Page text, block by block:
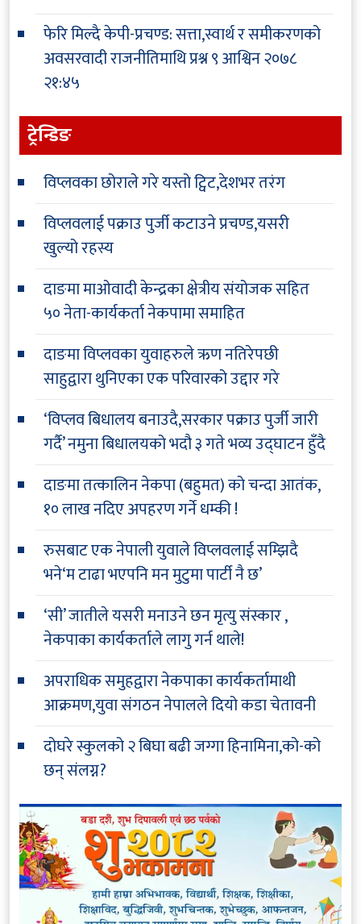
फेरि मिल्दै केपी-प्रचण्ड: सत्ता,स्वार्थ र समीकरणको
अवसरवादी राजनीतिमाथि प्रश्न९ आश्विन २०७८
२१:४५
ट्रेन्डिङ
विप्लवका छोराले गरे यस्तो ट्विट,देशभर तरंग
विप्लवलाई पक्राउ पुर्जी कटाउने प्रचण्ड,यसरी
खुल्यो रहस्य
दाङमा माओवादी केन्द्रका क्षेत्रीय संयोजक सहित
५० नेता-कार्यकर्ता नेकपामा समाहित
दाङमा विप्लवका युवाहरुले ऋण नतिरेपछी
साहुद्वारा थुनिएका एक परिवारको उद्दार गरे
‘विप्लव बिधालय बनाउदै,सरकार पक्राउ पुर्जी जारी
गर्दै’ नमुना बिधालयको भदौ ३ गते भव्य उद्घाटन हुँदै
दाङमा तत्कालिन नेकपा (बहुमत) को चन्दा आतंक,
१० लाख नदिए अपहरण गर्ने धम्की !
रुसबाट एक नेपाली युवाले विप्लवलाई सम्झिदै
भने‘म टाढा भएपनि मन मुटुमा पार्टी नै छ’
‘सी’ जातीले यसरी मनाउने छन मृत्यु संस्कार ,
नेकपाका कार्यकर्ताले लागु गर्न थाले!
अपराधिक समुहद्वारा नेकपाका कार्यकर्तामाथी
आक्रमण,युवा संगठन नेपालले दियो कडा चेतावनी
दोघरे स्कुलको २ बिघा बढी जग्गा हिनामिना,को-को
छन् संलग्न?